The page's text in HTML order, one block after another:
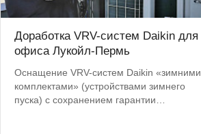
Доработка VRV-систем Daikin для
офиса Лукойл-Пермь
Оснащение VRV-систем Daikin «зимними
комплектами» (устройствами зимнего
пуска) с сохранением гарантии